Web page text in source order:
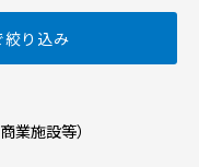
り込み
業施設等）